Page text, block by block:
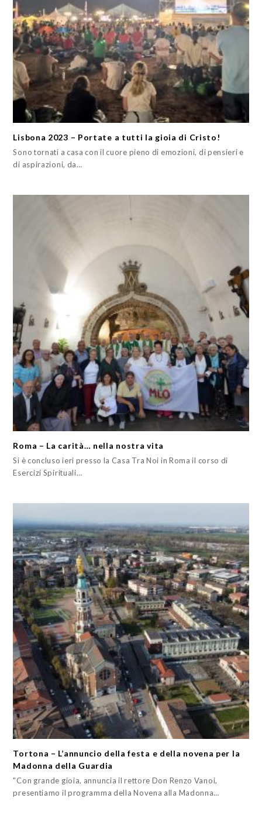
Lisbona 2023 – Portate a tutti la gioia di Cristo!
Sono tornati a casa con il cuore pieno di emozioni, di pensieri e
di aspirazioni, da…
Roma – La carità… nella nostra vita
Si è concluso ieri presso la Casa Tra Noi in Roma il corso di
Esercizi Spirituali…
Tortona – L’annuncio della festa e della novena per la
Madonna della Guardia
"Con grande gioia, annuncia il rettore Don Renzo Vanoi,
presentiamo il programma della Novena alla Madonna…